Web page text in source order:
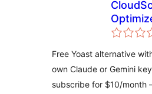
Free Yoast alternative
own Claude or Gemini
subscribe for $10/month